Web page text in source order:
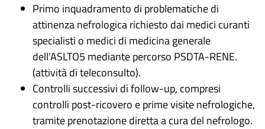
Primo inquadramento di problematiche di
attinenza nefrologica richiesto dai medici curanti
specialisti o medici di medicina generale
dell’ASLTO5 mediante percorso PSDTA-RENE.
(attività di teleconsulto).
Controlli successivi di follow-up, compresi
controlli post-ricovero e prime visite nefrologiche,
tramite prenotazione diretta a cura del nefrologo.